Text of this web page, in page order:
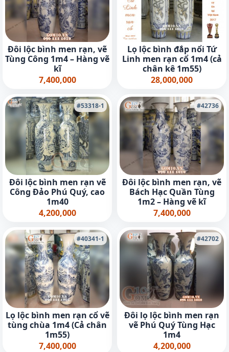
Đôi lộc bình men rạn, vẽ
Tùng Công 1m4 – Hàng vẽ
kĩ
7,400,000
Lọ lộc bình đắp nổi Tứ
Linh men rạn cổ 1m4 (cả
chân kê 1m55)
28,000,000
#53318-1
Đôi lộc bình men rạn vẽ
Công Đảo Phú Quý, cao
1m40
4,200,000
#42736
Đôi lộc bình men rạn, vẽ
Bách Hạc Quần Tùng
1m2 – Hàng vẽ kĩ
7,400,000
#40341-1
Lọ lộc bình men rạn cổ vẽ
tùng chùa 1m4 (Cả chân
1m55)
7,400,000
#42702
Đôi lọ lộc bình men rạn
vẽ Phú Quý Tùng Hạc
1m4
4,200,000